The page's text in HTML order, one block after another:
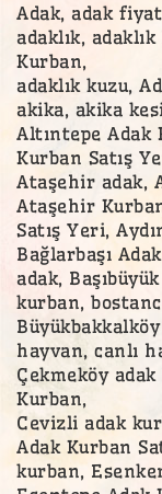
Adak, adak
adaklık,
Kurban,
adaklık kuzu,
akika, akika
Altıntepe Adak
Kurban Satış
Ataşehir adak,
Ataşehir
Satış Yeri,
Bağlarbaşı
adak,
kurban,
hayvan, canlı
Çekmeköy
Kurban,
Cevizli adak
Adak Kurban
kurban,